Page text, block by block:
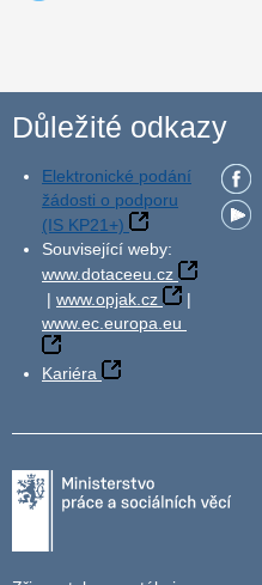
Důležité odkazy
Elektronické podání
žádosti o podporu
(IS KP21+)
Související weby:
www.dotaceeu.cz
| www.opjak.cz
|
www.ec.europa.eu
Kariéra